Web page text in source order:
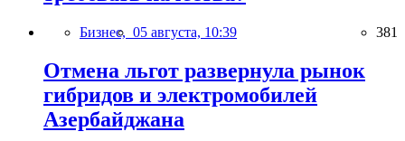
Бизнес, 05 августа, 10:39 381
Отмена льгот развернула рынок
гибридов и электромобилей
Азербайджана